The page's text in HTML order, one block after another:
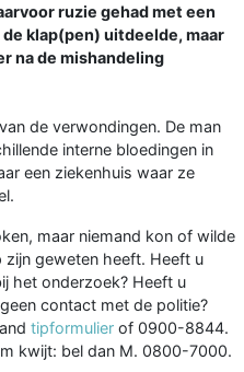
ruzie gehad met een
klap(pen) uitdeelde, maar
na de mishandeling
de verwondingen. De man
interne bloedingen in
een ziekenhuis waar ze
maar niemand kon of wilde
geweten heeft. Heeft u
het onderzoek? Heeft u
contact met de politie?
tipformulier of 0900-8844.
kwijt: bel dan M. 0800-7000.